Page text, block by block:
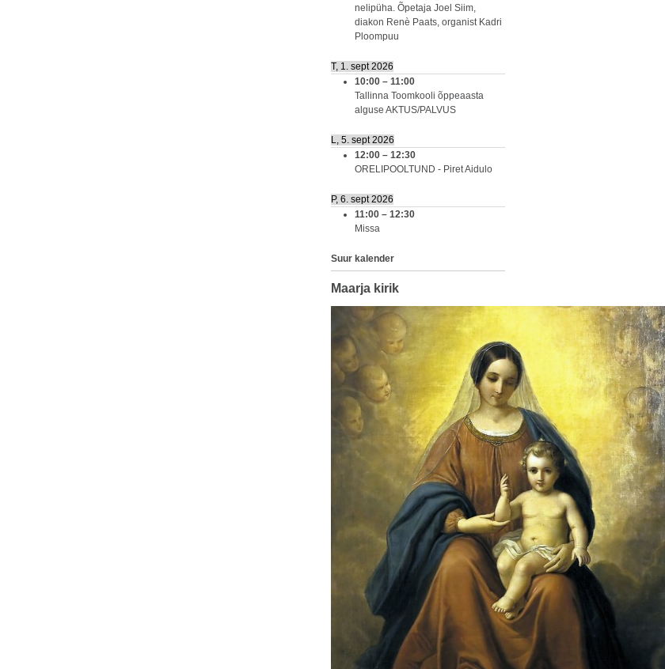
nelipüha. Õpetaja Joel Siim,
diakon Renè Paats, organist Kadri
Ploompuu
T, 1. sept 2026
10:00 – 11:00
Tallinna Toomkooli õppeaasta
alguse AKTUS/PALVUS
L, 5. sept 2026
12:00 – 12:30
ORELIPOOLTUND - Piret Aidulo
P, 6. sept 2026
11:00 – 12:30
Missa
Suur kalender
Maarja kirik